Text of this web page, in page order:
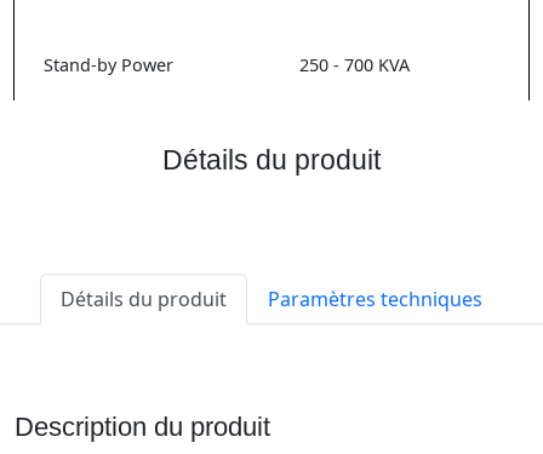
Stand-by Power 250 - 700 KVA
Détails du produit
Détails du produit Paramètres techniques
Description du produit